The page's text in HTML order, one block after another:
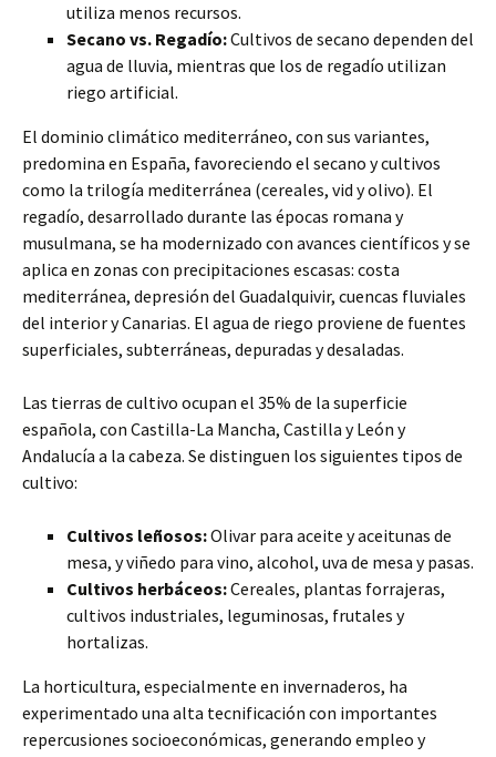
utiliza menos recursos.
Secano vs. Regadío:Cultivos de secano dependen del
agua de lluvia, mientras que los de regadío utilizan
riego artificial.
El dominio climático mediterráneo, con sus variantes,
predomina en España, favoreciendo el secano y cultivos
como la trilogía mediterránea (cereales, vid y olivo). El
regadío, desarrollado durante las épocas romana y
musulmana, se ha modernizado con avances científicos y se
aplica en zonas con precipitaciones escasas: costa
mediterránea, depresión del Guadalquivir, cuencas fluviales
del interior y Canarias. El agua de riego proviene de fuentes
superficiales, subterráneas, depuradas y desaladas.
Las tierras de cultivo ocupan el 35% de la superficie
española, con Castilla-La Mancha, Castilla y León y
Andalucía a la cabeza. Se distinguen los siguientes tipos de
cultivo:
Cultivos leñosos:Olivar para aceite y aceitunas de
mesa, y viñedo para vino, alcohol, uva de mesa y pasas.
Cultivos herbáceos:Cereales, plantas forrajeras,
cultivos industriales, leguminosas, frutales y
hortalizas.
La horticultura, especialmente en invernaderos, ha
experimentado una alta tecnificación con importantes
repercusiones socioeconómicas, generando empleo y